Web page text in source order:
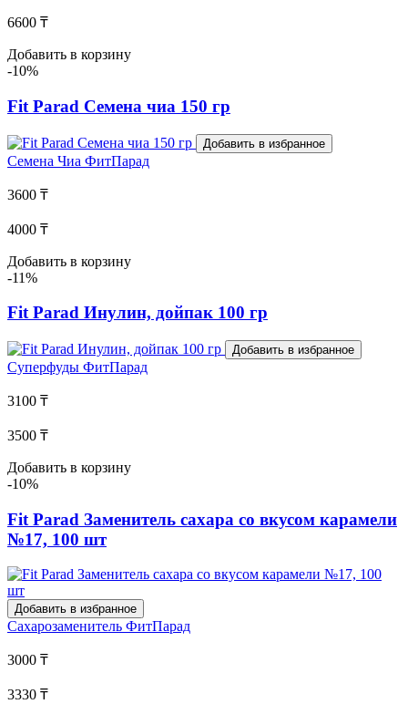
6600 ₸
Добавить в корзину
-10%
Fit Parad Семена чиа 150 гр
Добавить в избранное
Семена Чиа ФитПарад
3600 ₸
4000 ₸
Добавить в корзину
-11%
Fit Parad Инулин, дойпак 100 гр
Добавить в избранное
Суперфуды ФитПарад
3100 ₸
3500 ₸
Добавить в корзину
-10%
Fit Parad Заменитель сахара со вкусом карамели
№17, 100 шт
Добавить в избранное
Сахарозаменитель ФитПарад
3000 ₸
3330 ₸